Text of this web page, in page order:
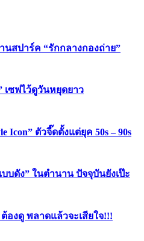
สปาร์ค “รักกลางกองถ่าย”
เซฟไว้ดูวันหยุดยาว
Icon” ตัวจี๊ดตั้งแต่ยุค 50s – 90s
บดัง” ในตำนาน ปัจจุบันยังเป๊ะ
องดู พลาดแล้วจะเสียใจ!!!